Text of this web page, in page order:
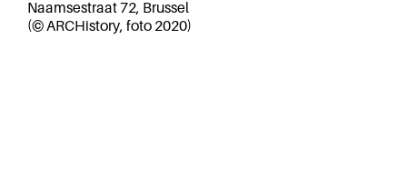
Naamsestraat 72, Brussel
(© ARCHistory, foto 2020)